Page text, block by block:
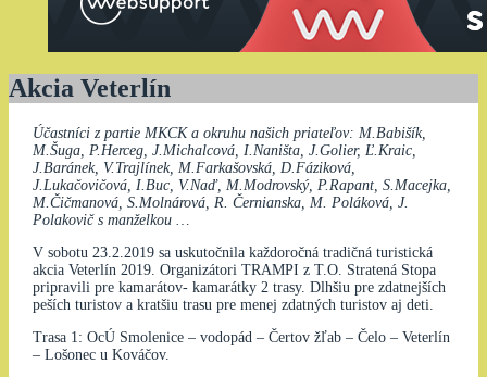
Akcia Veterlín
Účastníci z partie MKCK a okruhu našich priateľov: M.Babišík,
M.Šuga, P.Herceg, J.Michalcová, I.Naništa, J.Golier, Ľ.Kraic,
J.Baránek, V.Trajlínek, M.Farkašovská, D.Fáziková,
J.Lukačovičová, I.Buc, V.Naď, M.Modrovský, P.Rapant, S.Macejka,
M.Čičmanová, S.Molnárová, R. Černianska, M. Poláková, J.
Polakovič s manželkou …
V sobotu 23.2.2019 sa uskutočnila každoročná tradičná turistická
akcia Veterlín 2019. Organizátori TRAMPI z T.O. Stratená Stopa
pripravili pre kamarátov- kamarátky 2 trasy. Dlhšiu pre zdatnejších
peších turistov a kratšiu trasu pre menej zdatných turistov aj deti.
Trasa 1: OcÚ Smolenice – vodopád – Čertov žľab – Čelo – Veterlín
– Lošonec u Kováčov.